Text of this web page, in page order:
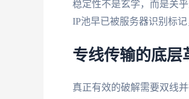
稳定性不是玄学，而是关
IP池早已被服务器识别标
专线传输的底层
真正有效的破解需要双线